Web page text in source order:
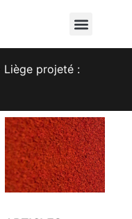
Liège projeté :